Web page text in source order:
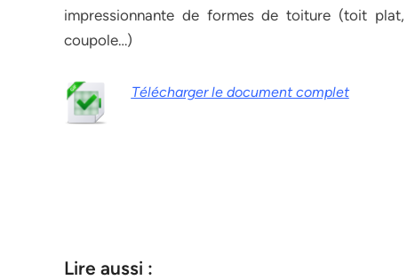
impressionnante de formes de toiture (toit
coupole…)
Télécharger le document complet
Lire aussi :